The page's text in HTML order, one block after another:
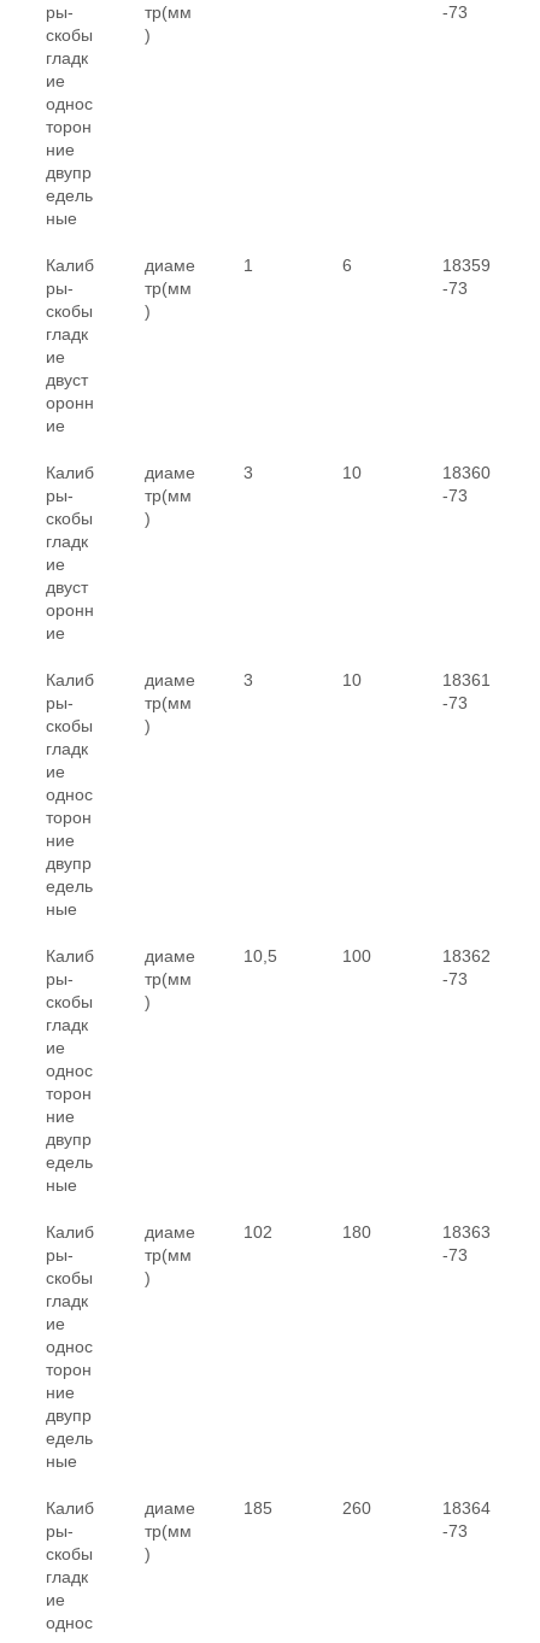
ры-
скобы
гладк
ие
однос
торон
ние
двупр
едель
ные
тр(мм
)
-73
Калиб
ры-
скобы
гладк
ие
двуст
оронн
ие
диаме
тр(мм
)
1 6
18359
-73
Калиб
ры-
скобы
гладк
ие
двуст
оронн
ие
диаме
тр(мм
)
3 10
18360
-73
Калиб
ры-
скобы
гладк
ие
однос
торон
ние
двупр
едель
ные
диаме
тр(мм
)
3 10
18361
-73
Калиб
ры-
скобы
гладк
ие
однос
торон
ние
двупр
едель
ные
диаме
тр(мм
)
10,5 100
18362
-73
Калиб
ры-
скобы
гладк
ие
однос
торон
ние
двупр
едель
ные
диаме
тр(мм
)
102 180
18363
-73
Калиб
ры-
скобы
гладк
ие
однос
диаме
тр(мм
)
185 260
18364
-73